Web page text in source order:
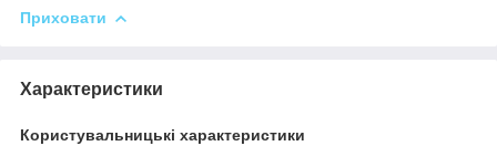
Приховати
Характеристики
Користувальницькі характеристики